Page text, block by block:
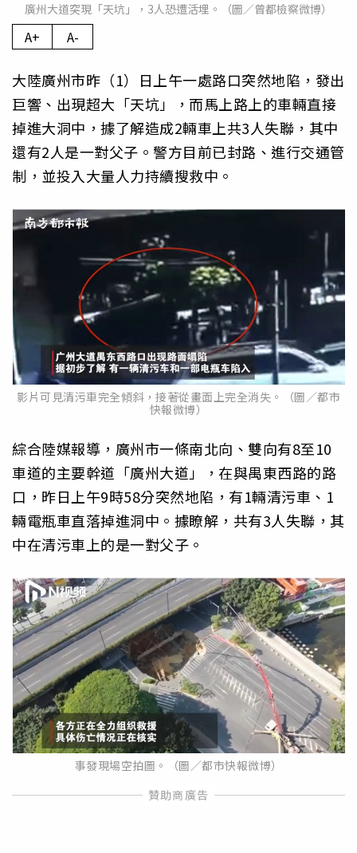
廣州大道突現「天坑」，3人恐遭活埋。（圖／曾都檢察微博）
A+ A-
大陸廣州市昨（1）日上午一處路口突然地陷，發出
巨響、出現超大「天坑」，而馬上路上的車輛直接
掉進大洞中，據了解造成2輛車上共3人失聯，其中
還有2人是一對父子。警方目前已封路、進行交通管
制，並投入大量人力持續搜救中。
影片可見清污車完全傾斜，接著從畫面上完全消失。（圖／都市
快報微博）
綜合陸媒報導，廣州市一條南北向、雙向有8至10
車道的主要幹道「廣州大道」，在與禺東西路的路
口，昨日上午9時58分突然地陷，有1輛清污車、1
輛電瓶車直落掉進洞中。據瞭解，共有3人失聯，其
中在清污車上的是一對父子。
事發現場空拍圖。（圖／都市快報微博）